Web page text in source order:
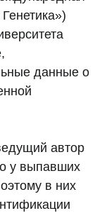
данные о
автор
у выпавших
в них